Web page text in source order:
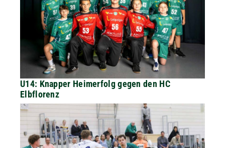
U14: Knapper Heimerfolg gegen den HC
Elbflorenz